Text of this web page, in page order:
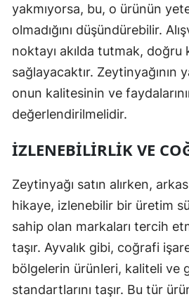
yakmıyorsa, bu, o ürünün
olmadığını düşündürebilir.
noktayı akılda tutmak, doğru
sağlayacaktır. Zeytinyağının
onun kalitesinin ve
değerlendirilmelidir.
İZLENEBILIRLIK VE
Zeytinyağı satın alırken,
hikaye, izlenebilir bir üretim
sahip olan markaları tercih
taşır. Ayvalık gibi, coğrafi
bölgelerin ürünleri, kaliteli ve
standartlarını taşır. Bu tür